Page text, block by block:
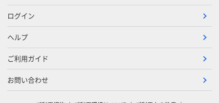
ログイン
ヘルプ
ご利用ガイド
お問い合わせ